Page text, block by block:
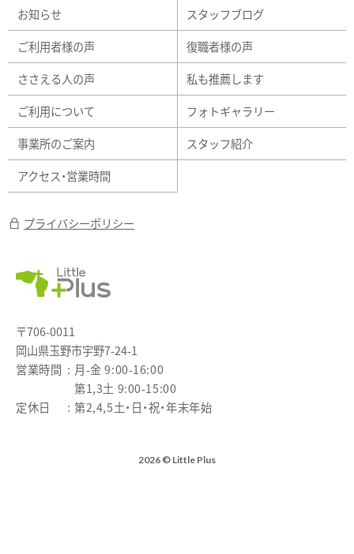
お知らせ
スタッフブログ
ご利用者様の声
復職者様の声
ささえる人の声
私も推薦します
ご利用について
フォトギャラリー
事業所のご案内
スタッフ紹介
アクセス・営業時間
プライバシーポリシー
〒706-0011
岡山県玉野市宇野7-24-1
営業時間
月-金 9:00-16:00
第1,3土 9:00-15:00
定休日
第2,4,5土・日・祝・年末年始
2026 © Little Plus